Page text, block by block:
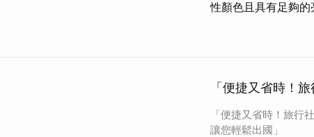
性顏色且具有足夠的
「便捷又省時！
「便捷又省時！旅行
讓您輕鬆出國」